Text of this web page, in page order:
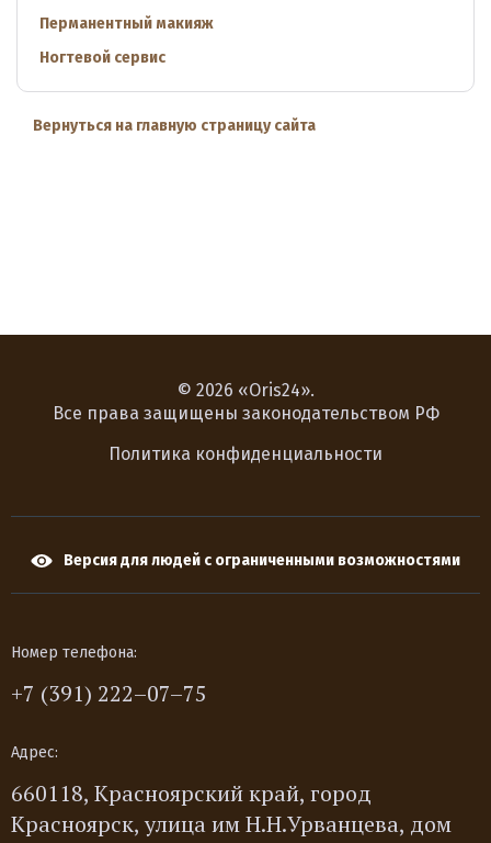
Перманентный макияж
Ногтевой сервис
Вернуться на главную страницу сайта
© 2026 «Oris24».
Все права защищены законодательством РФ
Политика конфиденциальности
Версия для людей с ограниченными возможностями
Номер телефона:
+7 (391) 222–07–75
Адрес:
660118, Красноярский край, город
Красноярск, улица им Н.Н.Урванцева, дом